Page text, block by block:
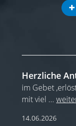
Herzliche
im Gebet
mit viel ...
14.06.2026